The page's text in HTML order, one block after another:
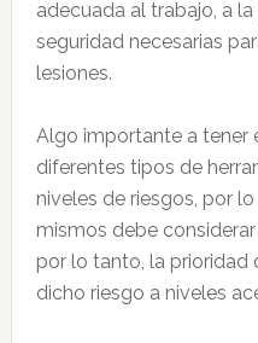
adecuada al trabajo, a
seguridad necesarias
lesiones.
Algo importante a tener
diferentes tipos de
niveles de riesgos, por
mismos debe
por lo tanto, la prioridad
dicho riesgo a niveles